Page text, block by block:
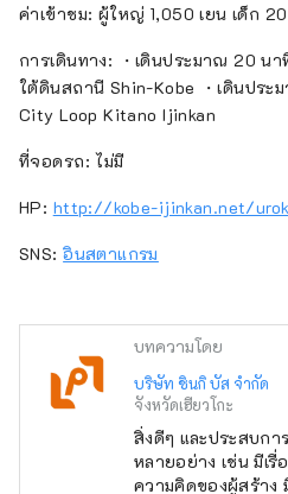
ค่าเข้าชม: ผู้ใหญ่ 1,050 เยน เด็ก
การเดินทาง: ・เดินประมาณ 20 น
ใต้ดินสถานี Shin-Kobe ・เดินปร
City Loop Kitano Ijinkan
ที่จอดรถ: ไม่มี
HP: http://kobe-ijinkan.net/
SNS:อินสตาแกรม
บทความโดย
บริษัท ชินกิ บัส จำกัด
จังหวัดเฮียวโกะ
สิ่งดีๆ และประสบก
หลายอย่าง เช่น มีเรื่
ความคิดของผู้สร้าง